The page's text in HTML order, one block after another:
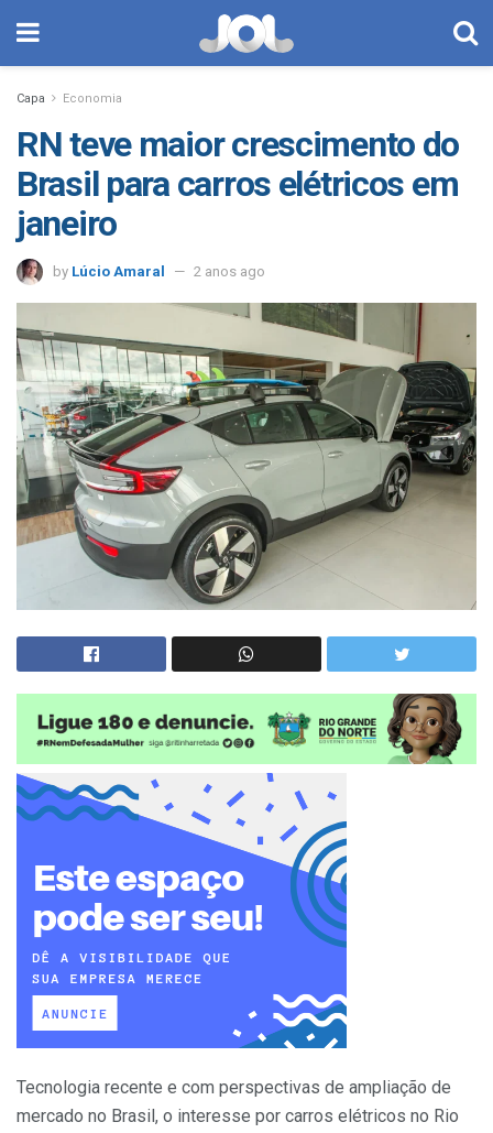
Capa Economia
RN teve maior crescimento do
Brasil para carros elétricos em
janeiro
by Lúcio Amaral 2 anos ago
Tecnologia recente e com perspectivas de ampliação de
mercado no Brasil, o interesse por carros elétricos no Rio